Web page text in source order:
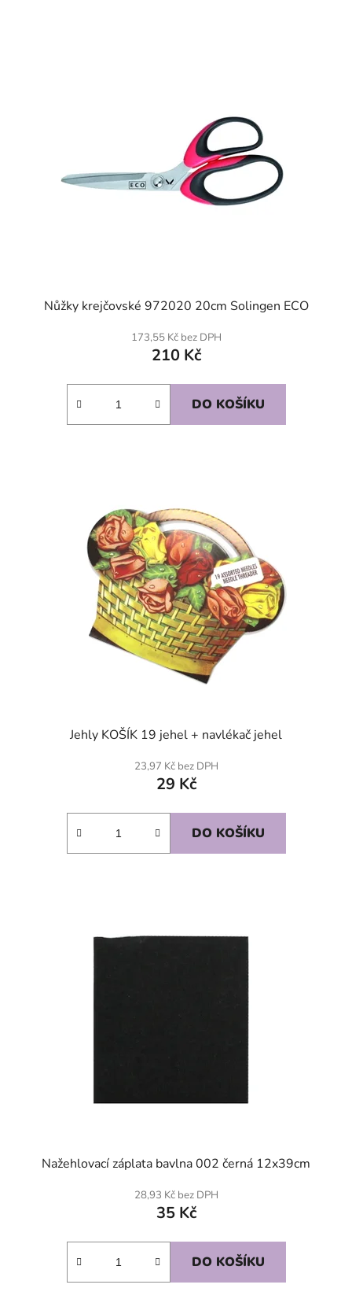
Nůžky krejčovské 972020 20cm Solingen ECO
173,55 Kč bez DPH
210 Kč
DO KOŠÍKU
Jehly KOŠÍK 19 jehel + navlékač jehel
23,97 Kč bez DPH
29 Kč
DO KOŠÍKU
Nažehlovací záplata bavlna 002 černá 12x39cm
28,93 Kč bez DPH
35 Kč
DO KOŠÍKU